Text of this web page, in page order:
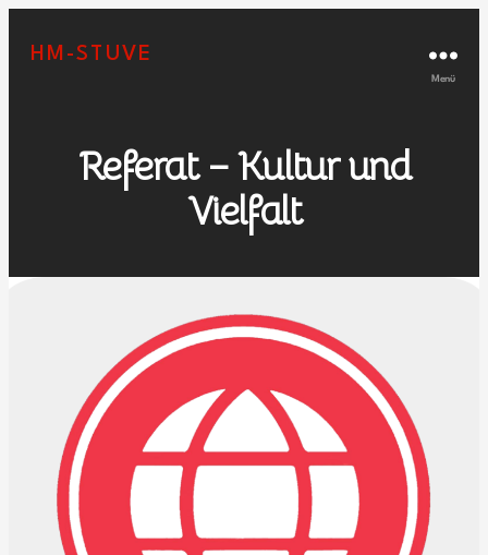
HM-STUVE
Menü
Referat – Kultur und
Vielfalt